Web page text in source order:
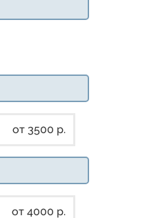
от 3500 р.
от 4000 р.